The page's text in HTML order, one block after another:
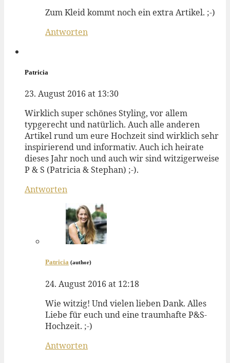
Zum Kleid kommt noch ein extra Artikel. ;-)
Antworten
Patricia
23. August 2016 at 13:30
Wirklich super schönes Styling, vor allem
typgerecht und natürlich. Auch alle anderen
Artikel rund um eure Hochzeit sind wirklich sehr
inspirierend und informativ. Auch ich heirate
dieses Jahr noch und auch wir sind witzigerweise
P & S (Patricia & Stephan) ;-).
Antworten
Patricia (author)
24. August 2016 at 12:18
Wie witzig! Und vielen lieben Dank. Alles
Liebe für euch und eine traumhafte P&S-
Hochzeit. ;-)
Antworten